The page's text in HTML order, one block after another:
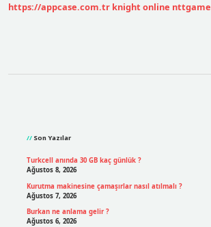
https://appcase.com.tr knight online nttgame
Son Yazılar
Turkcell anında 30 GB kaç günlük ?
Ağustos 8, 2026
Kurutma makinesine çamaşırlar nasıl atılmalı ?
Ağustos 7, 2026
Burkan ne anlama gelir ?
Ağustos 6, 2026